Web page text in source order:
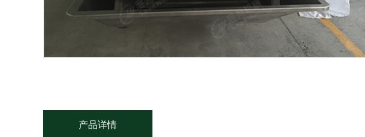
产品详情